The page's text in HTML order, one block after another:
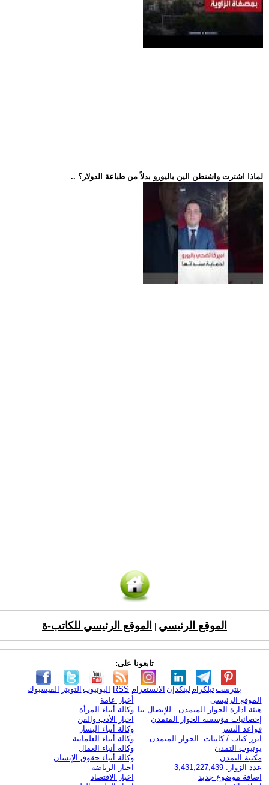
.. لماذا اشترت واشنطن الين باليورو بدلاً من طباعة الدولار؟
الموقع الرئيسي الموقع الرئيسي للكاتب-ة
تابعونا على:
الفيسبوك التويتر اليوتيوب RSS الانستغرام لينكدإن تيلكرامبنترست
الموقع الرئيسي
هيئة ادارة الحوار المتمدن - للإتصال بنا
إحصائيات مؤسسة الحوار المتمدن
قواعد النشر
ابرز كتاب / كاتبات الحوار المتمدن
يوتيوب التمدن
مكتبة التمدن
عدد الزوار: 3,431,227,439
اضافة موضوع جديد
أخبار عامة
وكالة أنباء المرأة
اخبار الأدب والفن
وكالة أنباء اليسار
وكالة أنباء العلمانية
وكالة أنباء العمال
وكالة أنباء حقوق الإنسان
اخبار الرياضة
اخبار الاقتصاد